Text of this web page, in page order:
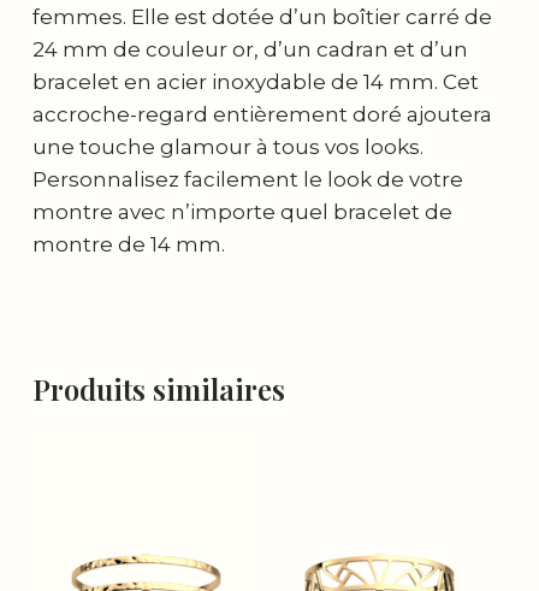
femmes. Elle est dotée d’un boîtier carré de
24 mm de couleur or, d’un cadran et d’un
bracelet en acier inoxydable de 14 mm. Cet
accroche-regard entièrement doré ajoutera
une touche glamour à tous vos looks.
Personnalisez facilement le look de votre
montre avec n’importe quel bracelet de
montre de 14 mm.
Produits similaires